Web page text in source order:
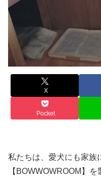
X
Pocket
私たちは、愛犬にも家族
【BOWWOWROOM】